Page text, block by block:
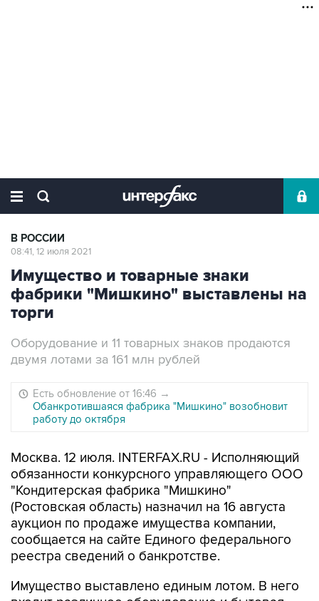
В РОССИИ
08:41, 12 июля 2021
Имущество и товарные знаки
фабрики "Мишкино" выставлены на
торги
Оборудование и 11 товарных знаков продаются
двумя лотами за 161 млн рублей
Есть обновление от 16:46 →
Обанкротившаяся фабрика "Мишкино" возобновит
работу до октября
Москва. 12 июля. INTERFAX.RU - Исполняющий
обязанности конкурсного управляющего ООО
"Кондитерская фабрика "Мишкино"
(Ростовская область) назначил на 16 августа
аукцион по продаже имущества компании,
сообщается на сайте Единого федерального
реестра сведений о банкротстве.
Имущество выставлено единым лотом. В него